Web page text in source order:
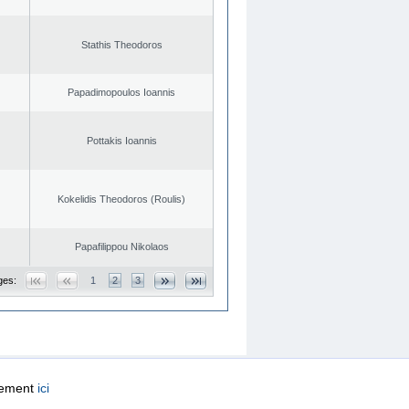
Stathis Theodoros
Papadimopoulos Ioannis
Pottakis Ioannis
Kokelidis Theodoros (Roulis)
Papafilippou Nikolaos
1 2 3
ici